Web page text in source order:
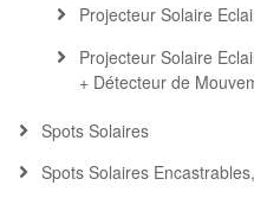
Projecteur Solaire
Projecteur Solaire
+ Détecteur de
Spots Solaires
Spots Solaires